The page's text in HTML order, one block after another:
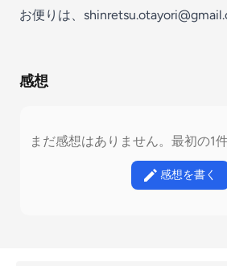
お便りは、
感想
まだ感想はありません。最初の1
感想を書く